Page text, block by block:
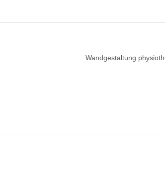
Wandgestaltung